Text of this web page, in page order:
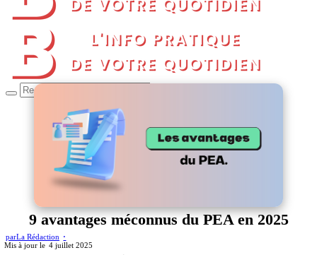
9 avantages méconnus du PEA en 2025
parLa Rédaction
4 juillet 2025